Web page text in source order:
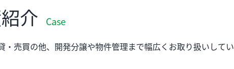
介 Case
・売買の他、開発分譲や物件管理まで幅広くお取り扱いしてい